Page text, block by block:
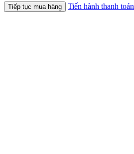
Tiếp tục mua hàng Tiến hành thanh toán